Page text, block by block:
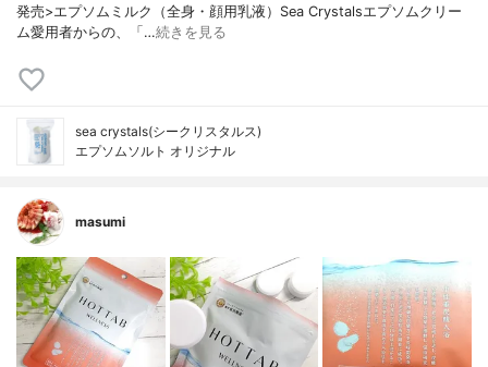
発売>エプソムミルク（全身・顔用乳液）Sea Crystalsエプソムクリー
ム愛用者からの、「…続きを見る
sea crystals(シークリスタルス)
エプソムソルト オリジナル
masumi